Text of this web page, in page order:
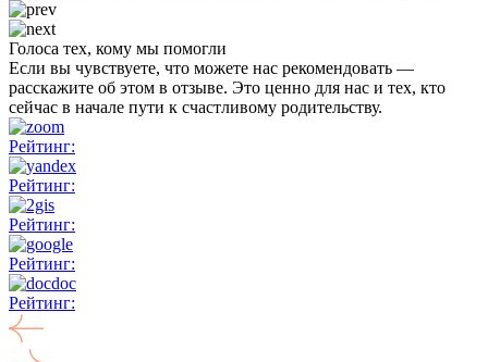
Голоса тех, кому мы помогли
Если вы чувствуете, что можете нас рекомендовать —
расскажите об этом в отзыве. Это ценно для нас и тех, кто
сейчас в начале пути к счастливому родительству.
Рейтинг:
Рейтинг:
Рейтинг:
Рейтинг:
Рейтинг: